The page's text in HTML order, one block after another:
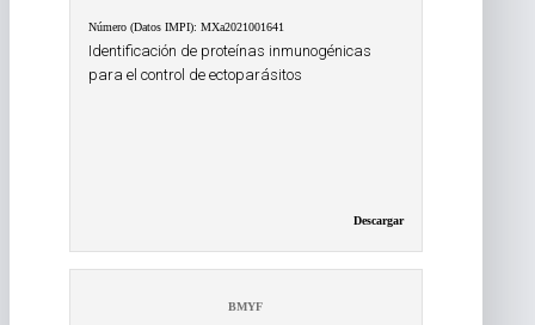
Número (Datos IMPI): MXa2021001641
Identificación de proteínas inmunogénicas
para el control de ectoparásitos
Descargar
BMYF